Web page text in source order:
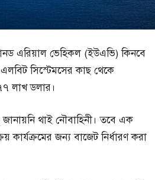
এরিয়াল ভেহিকল (ইউএভি) কিনবে
এলবিট সিস্টেমসের কাছ থেকে
লাখ ডলার।
থাই নৌবাহিনী। তবে এক
কার্যক্রমের জন্য বাজেট নির্ধারণ করা